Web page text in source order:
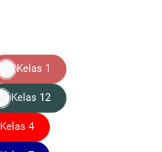
Kelas 1
Kelas 12
Kelas 4